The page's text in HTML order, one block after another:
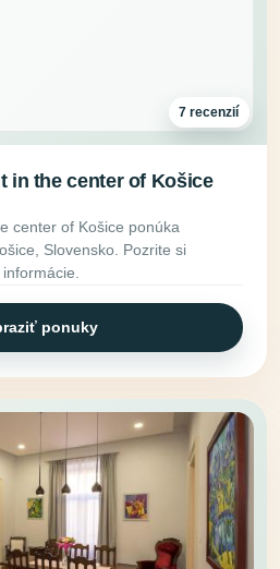
7 recenzií
in the center of Košice
center of Košice ponúka
Slovensko. Pozrite si
ponuky